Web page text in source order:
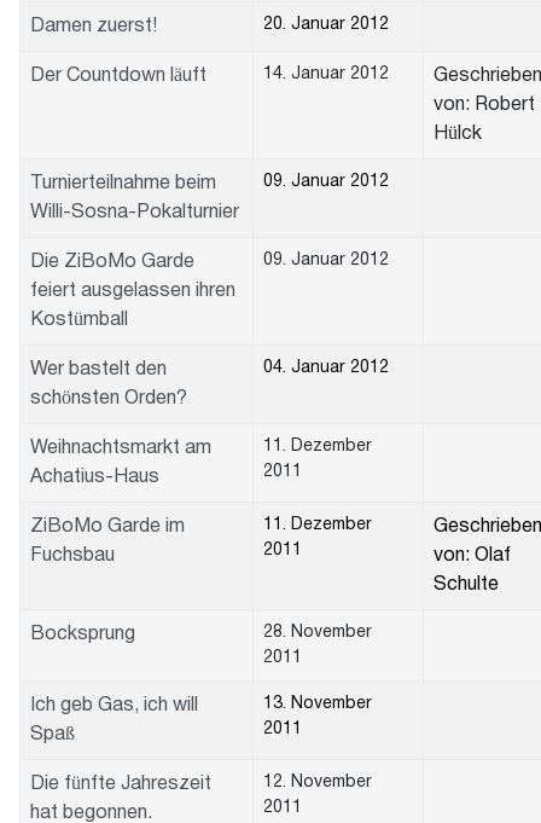
Damen zuerst! 20. Januar 2012
Der Countdown läuft 14. Januar 2012
Geschrieben
von: Robert
Hülck
Turnierteilnahme beim
Willi-Sosna-Pokalturnier
09. Januar 2012
Die ZiBoMo Garde
feiert ausgelassen ihren
Kostümball
09. Januar 2012
Wer bastelt den
schönsten Orden?
04. Januar 2012
Weihnachtsmarkt am
Achatius-Haus
11. Dezember
2011
ZiBoMo Garde im
Fuchsbau
11. Dezember
2011
Geschrieben
von: Olaf
Schulte
Bocksprung
28. November
2011
Ich geb Gas, ich will
Spaß
13. November
2011
Die fünfte Jahreszeit
hat begonnen.
12. November
2011